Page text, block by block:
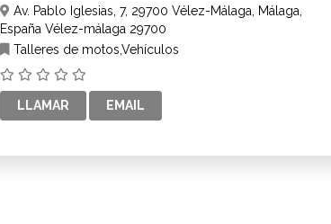
Av. Pablo Iglesias, 7, 29700 Vélez-Málaga, Málaga,
España Vélez-málaga 29700
Talleres de motos,Vehículos
LLAMAR EMAIL